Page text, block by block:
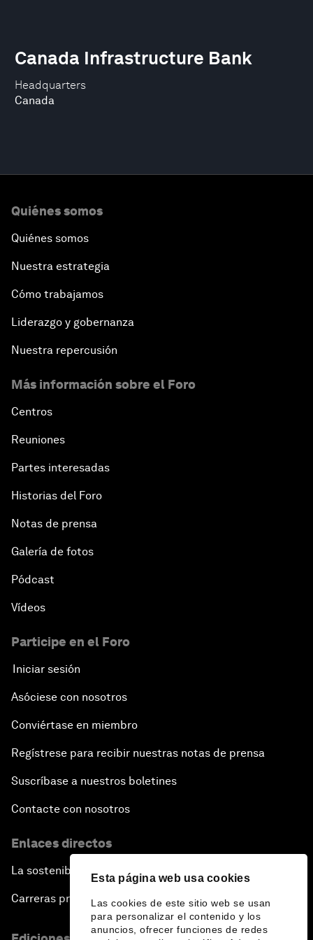
Esta página web usa cookies
Las cookies de este sitio web se usan
para personalizar el contenido y los
anuncios, ofrecer funciones de redes
Headquarters
Canada
Canada Infrastructure Bank
Quiénes somos
Quiénes somos
Nuestra estrategia
Cómo trabajamos
Liderazgo y gobernanza
Nuestra repercusión
Más información sobre el Foro
Centros
Reuniones
Partes interesadas
Historias del Foro
Notas de prensa
Galería de fotos
Pódcast
Vídeos
Participe en el Foro
Iniciar sesión
Asóciese con nosotros
Conviértase en miembro
Regístrese para recibir nuestras notas de prensa
Suscríbase a nuestros boletines
Contacte con nosotros
Enlaces directos
La sostenibilidad en el Foro
Carreras profesionales